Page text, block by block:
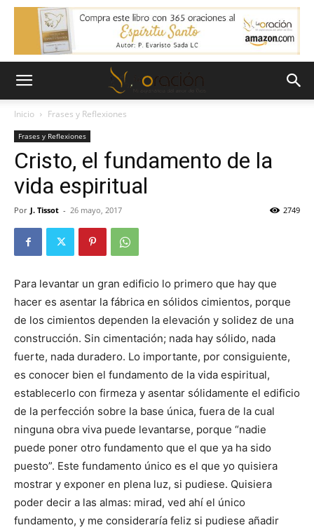
Inicio Frases y Reflexiones
Frases y Reflexiones
Cristo, el fundamento de la
vida espiritual
Por J. Tissot - 26 mayo, 2017 2749
Para levantar un gran edificio lo primero que hay que
hacer es asentar la fábrica en sólidos cimientos, porque
de los cimientos dependen la elevación y solidez de una
construcción. Sin cimentación; nada hay sólido, nada
fuerte, nada duradero. Lo importante, por consiguiente,
es conocer bien el fundamento de la vida espiritual,
establecerlo con firmeza y asentar sólidamente el edificio
de la perfección sobre la base única, fuera de la cual
ninguna obra viva puede levantarse, porque “nadie
puede poner otro fundamento que el que ya ha sido
puesto”. Este fundamento único es el que yo quisiera
mostrar y exponer en plena luz, si pudiese. Quisiera
poder decir a las almas: mirad, ved ahí el único
fundamento, y me consideraría feliz si pudiese añadir